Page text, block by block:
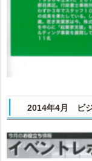
2014年4月 ビ